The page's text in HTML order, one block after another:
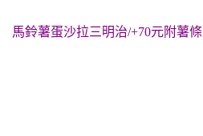
馬鈴薯蛋沙拉三明治/+70元附薯條